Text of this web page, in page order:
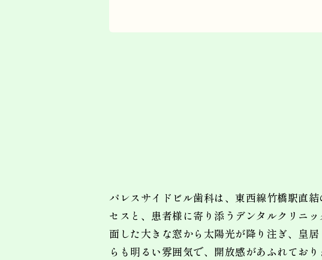
パレスサイドビル歯科は、東西線竹橋駅直
セスと、患者様に寄り添うデンタルクリニ
面した大きな窓から太陽光が降り注ぎ、皇
らも明るい雰囲気で、開放感があふれており